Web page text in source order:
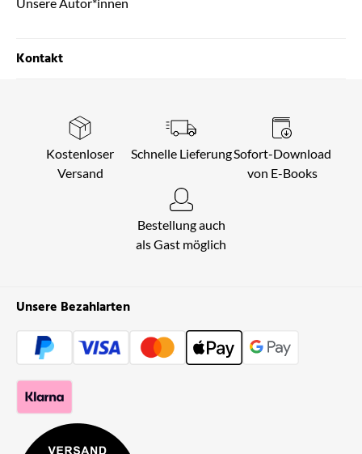
Kontakt
Kostenloser
Versand
Schnelle LieferungSofort-Download
von E-Books
Bestellung auch
als Gast möglich
Unsere Bezahlarten